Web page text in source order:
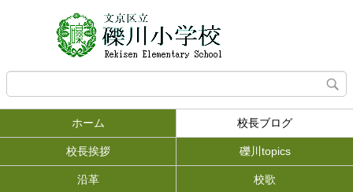
ホーム 校長ブログ
校長挨拶 礫川topics
沿革 校歌